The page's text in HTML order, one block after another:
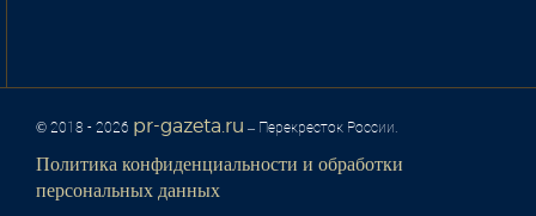
© 2018 - 2026 pr-gazeta.ru – Перекресток России.
Политика конфиденциальности и обработки
персональных данных